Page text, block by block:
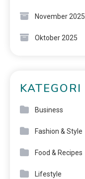
November 2025
Oktober 2025
KATEGORI
Business
Fashion & Style
Food & Recipes
Lifestyle